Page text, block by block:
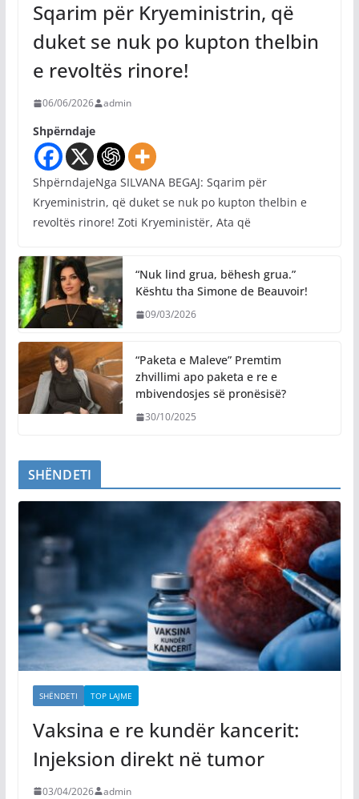
Sqarim për Kryeministrin, që
duket se nuk po kupton thelbin
e revoltës rinore!
06/06/2026 admin
Shpërndaje
ShpërndajeNga SILVANA BEGAJ: Sqarim për
Kryeministrin, që duket se nuk po kupton thelbin e
revoltës rinore! Zoti Kryeministër, Ata që
“Nuk lind grua, bëhesh grua.”
Kështu tha Simone de Beauvoir!
09/03/2026
“Paketa e Maleve” Premtim
zhvillimi apo paketa e re e
mbivendosjes së pronësisë?
30/10/2025
SHËNDETI
SHËNDETI TOP LAJME
Vaksina e re kundër kancerit:
Injeksion direkt në tumor
03/04/2026 admin